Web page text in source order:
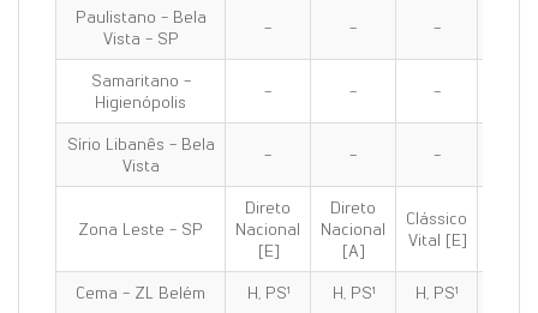
Paulistano - Bela
Vista - SP
- - -
Samaritano -
Higienópolis
- - -
Sírio Libanês - Bela
Vista
- - -
Zona Leste - SP
Direto
Nacional
[E]
Direto
Nacional
[A]
Clássico
Vital [E]
Cema - ZL Belém H, PS¹ H, PS¹ H, PS¹